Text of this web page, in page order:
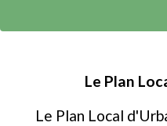
Le Plan
Le Plan Local